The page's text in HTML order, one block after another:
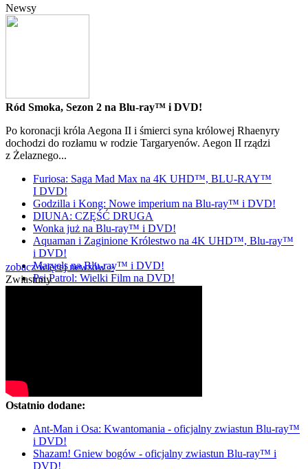
Newsy
Ród Smoka, Sezon 2 na Blu-ray™ i DVD!
Po koronacji króla Aegona II i śmierci syna królowej Rhaenyry
dochodzi do rozłamu w rodzie Targaryenów. Aegon II rządzi
z Żelaznego...
Furiosa: Saga Mad Max na 4K UHD™, BLU-RAY™
I DVD!
Godzilla i Kong: Nowe imperium na Blu-ray™ i DVD!
DIUNA: CZĘŚĆ DRUGA
Wonka już na Blu-ray™ i DVD!
Aquaman i Zaginione Królestwo na 4K UHD™, Blu-ray™
i DVD!
Marvels na Blu-ray™ i DVD!
Psi Patrol: Wielki Film na DVD!
zobacz więcej newsów »
Zwiastuny
Ostatnio dodane:
Ant-Man i Osa: Kwantomania - oficjalny zwiastun Blu-ray™
i DVD!
Shazam! Gniew bogów - oficjalny zwiastun Blu-ray™ i
DVD!